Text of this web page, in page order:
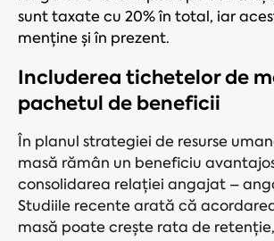
sunt taxate cu 20% în total, iar
menține și în prezent.
Includerea tichetelor de
pachetul de beneficii
În planul strategiei de resurse
masă rămân un beneficiu
consolidarea relației angajat –
Studiile recente arată că
masă poate crește rata de